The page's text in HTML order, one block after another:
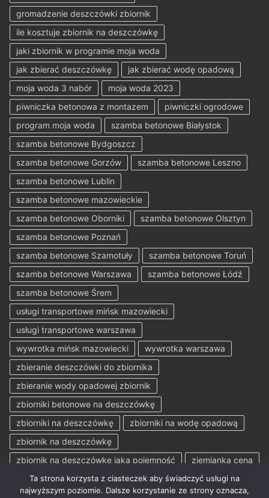
gromadzenie deszczówki zbiornik
ile kosztuje zbiornik na deszczówkę
jaki zbiornik w programie moja woda
jak zbierać deszczówkę
jak zbierać wodę opadową
moja woda 3 nabór
moja woda 2023
piwniczka betonowa z montazem
piwniczki ogrodowe
program moja woda
szamba betonowe Białystok
szamba betonowe Bydgoszcz
szamba betonowe Gorzów
szamba betonowe Leszno
szamba betonowe Lublin
szamba betonowe mazowieckie
szamba betonowe Oborniki
szamba betonowe Olsztyn
szamba betonowe Poznań
szamba betonowe Szamotuły
szamba betonowe Toruń
szamba betonowe Warszawa
szamba betonowe Łódź
szamba betonowe Śrem
usługi transportowe mińsk mazowiecki
usługi transportowe warszawa
wywrotka mińsk mazowiecki
wywrotka warszawa
zbieranie deszczówki do zbiornika
zbieranie wody opadowej zbiornik
zbiorniki betonowe na deszczówkę
zbiorniki na deszczówkę
zbiorniki na wodę opadową
zbiornik na deszczówkę
zbiornik na deszczówkę jaka pojemność
ziemianka cena
Ta strona korzysta z ciasteczek aby świadczyć usługi na
najwyższym poziomie. Dalsze korzystanie ze strony oznacza,